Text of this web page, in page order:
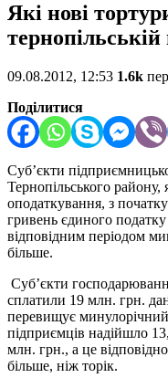
Які нові
тернопільській
09.08.2012, 12:53 1.6k
Поділитися
Суб’єкти
Тернопільського
оподаткування, з
гривень єдиного
відповідним періодом
більше.
Суб’єкти
сплатили 19 млн. грн.
перевищує
підприємців надійшло
млн. грн., а це
більше, ніж торік.